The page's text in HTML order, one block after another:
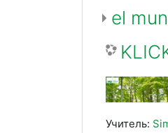
el
Учитель: